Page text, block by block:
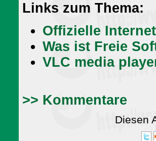
Links zum Thema:
Offizielle
Was ist Freie
VLC media
>> Kommentare
Diesen